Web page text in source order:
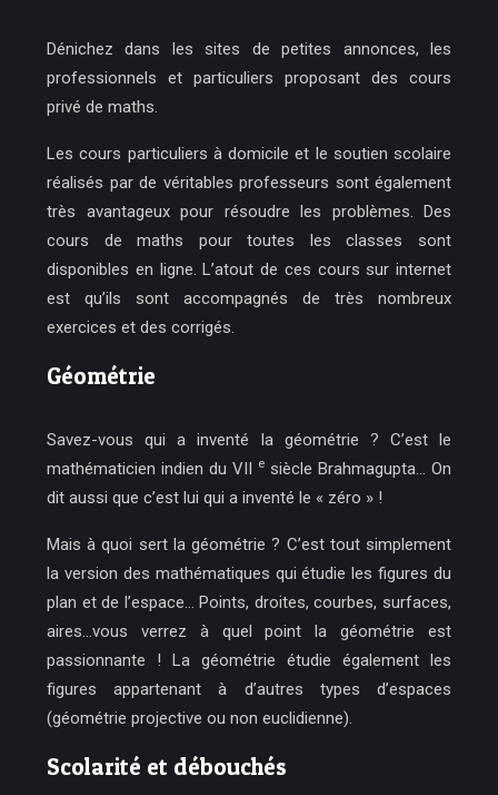
Dénichez dans les sites de petites annonces, les
professionnels et particuliers proposant des cours
privé de maths.
Les cours particuliers à domicile et le soutien scolaire
réalisés par de véritables professeurs sont également
très avantageux pour résoudre les problèmes. Des
cours de maths pour toutes les classes sont
disponibles en ligne. L’atout de ces cours sur internet
est qu’ils sont accompagnés de très nombreux
exercices et des corrigés.
Géométrie
Savez-vous qui a inventé la géométrie ? C’est le
mathématicien indien du VII e siècle Brahmagupta… On
dit aussi que c’est lui qui a inventé le « zéro » !
Mais à quoi sert la géométrie ? C’est tout simplement
la version des mathématiques qui étudie les figures du
plan et de l’espace… Points, droites, courbes, surfaces,
aires…vous verrez à quel point la géométrie est
passionnante ! La géométrie étudie également les
figures appartenant à d’autres types d’espaces
(géométrie projective ou non euclidienne).
Scolarité et débouchés